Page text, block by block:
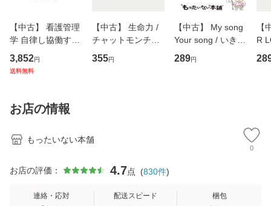
【中古】 看護管理
学 自律し協働する
専門職の看護マネ
ジメントスキル 改
恵 藤本幸三 / 南江
堂 [単行
3,852円
送料無料
【中古】 生命力 /
チャットモンチー /
キューンレコード
[CD]【メール便送
355円
【中古】 My song
Your song / いきも
のがかり / [CD]
【メール便送料無
289円
【
R
産
お店の情報
もったいない本舗
0
お店の評価： 4.7点 (830件)
連絡・応対 配送スピード 梱包